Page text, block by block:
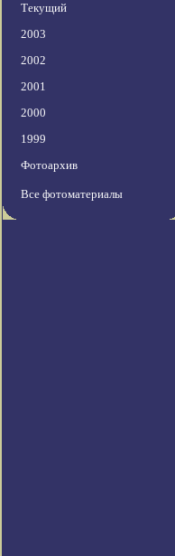
Текущий
2003
2002
2001
2000
1999
Фотоархив
Все фотоматериалы